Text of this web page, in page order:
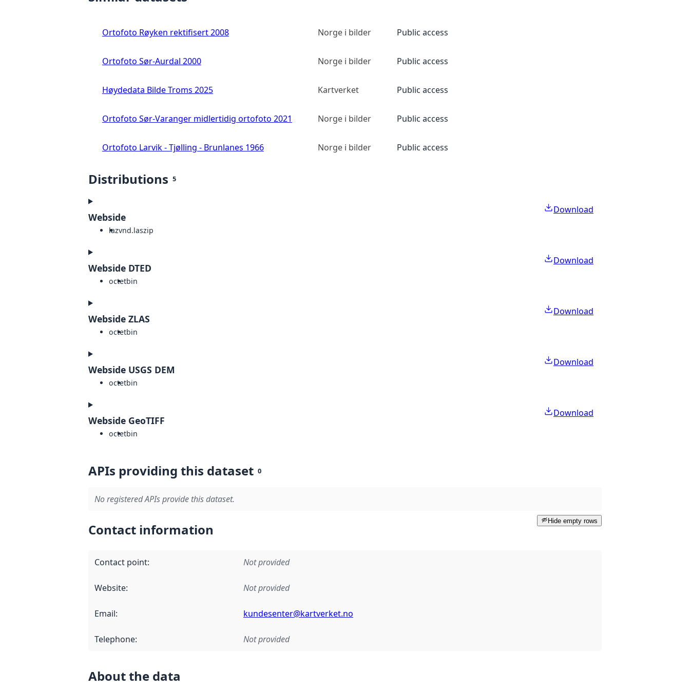
Ortofoto Røyken rektifisert 2008 Norge i bilder Public access
Ortofoto Sør-Aurdal 2000 Norge i bilder Public access
Høydedata Bilde Troms 2025 Kartverket Public access
Ortofoto Sør-Varanger midlertidig ortofoto 2021 Norge i bilder Public access
Ortofoto Larvik - Tjølling - Brunlanes 1966 Norge i bilder Public access
Distributions 5
Webside
lazvnd.laszip
Download
Webside DTED
octetbin
Download
Webside ZLAS
octetbin
Download
Webside USGS DEM
octetbin
Download
Webside GeoTIFF
octetbin
Download
APIs providing this dataset 0
No registered APIs provide this dataset.
Hide empty rows
Contact information
Contact point: Not provided
Website: Not provided
Email: kundesenter@kartverket.no
Telephone: Not provided
About the data